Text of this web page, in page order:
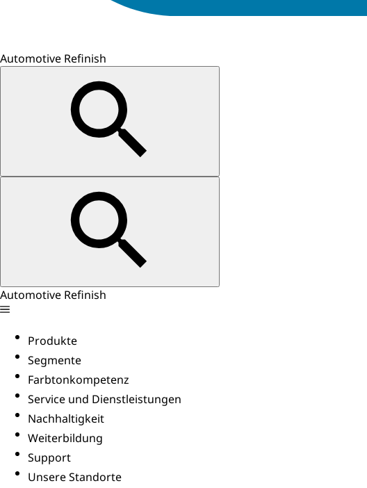
Automotive Refinish
Automotive Refinish
Produkte
Segmente
Farbtonkompetenz
Service und Dienstleistungen
Nachhaltigkeit
Weiterbildung
Support
Unsere Standorte